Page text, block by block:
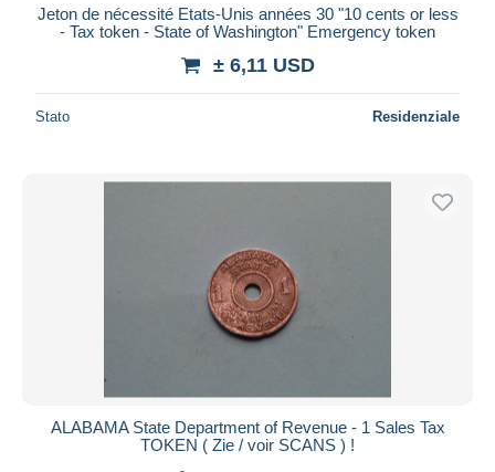
Jeton de nécessité Etats-Unis années 30 "10 cents or less
- Tax token - State of Washington" Emergency token
± 6,11 USD
Stato Residenziale
ALABAMA State Department of Revenue - 1 Sales Tax
TOKEN ( Zie / voir SCANS ) !